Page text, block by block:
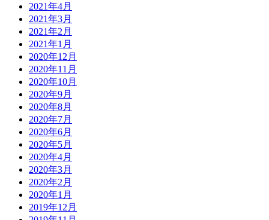
2021年4月
2021年3月
2021年2月
2021年1月
2020年12月
2020年11月
2020年10月
2020年9月
2020年8月
2020年7月
2020年6月
2020年5月
2020年4月
2020年3月
2020年2月
2020年1月
2019年12月